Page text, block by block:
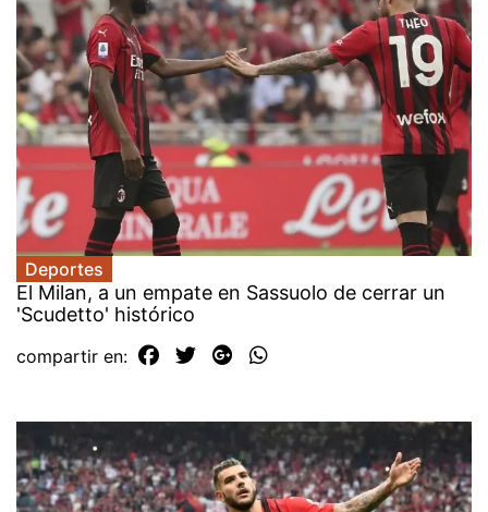
Deportes
El Milan, a un empate en Sassuolo de cerrar un
'Scudetto' histórico
compartir en: